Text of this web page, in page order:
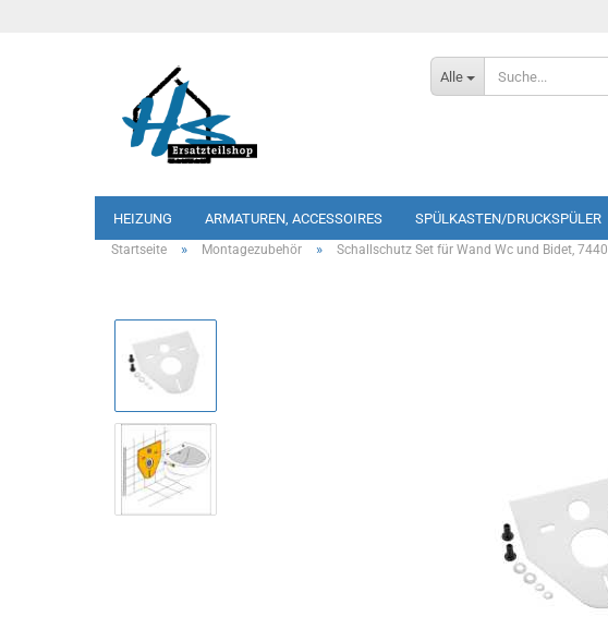
Alle
HEIZUNG ARMATUREN, ACCESSOIRES SPÜLKASTEN/DRUCKSPÜLER
Startseite » Montagezubehör » Schallschutz Set für Wand Wc und Bidet, 7440